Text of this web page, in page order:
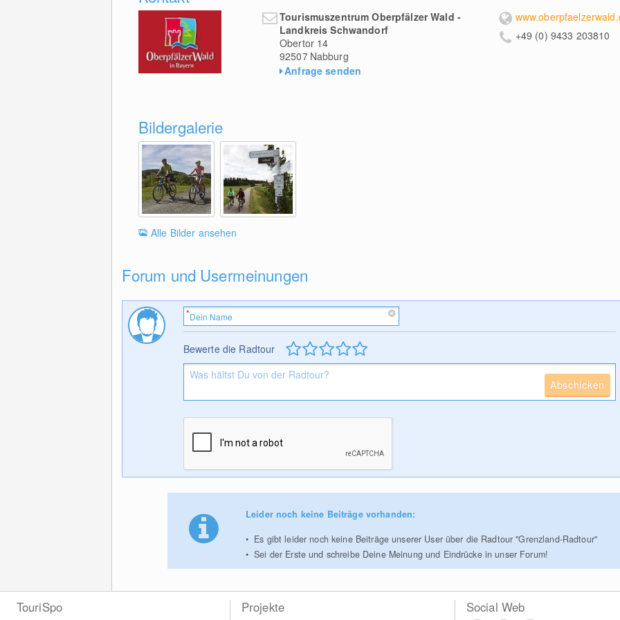
Tourismuszentrum Oberpfälzer Wald -
Landkreis Schwandorf
Obertor 14
92507 Nabburg
Anfrage senden
+49 (0) 9433 203810
Bildergalerie
Alle Bilder ansehen
Forum und Usermeinungen
Bewerte die Radtour
Abschicken
Leider noch keine Beiträge vorhanden:
Es gibt leider noch keine Beiträge unserer User über die Radtour "Grenzland-Radtour"
Sei der Erste und schreibe Deine Meinung und Eindrücke in unser Forum!
TouriSpo Projekte Social Web